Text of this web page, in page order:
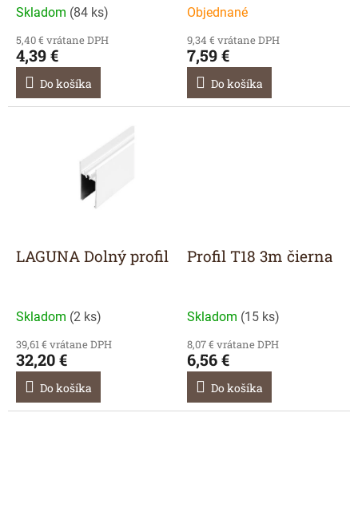
v
Skladom (84 ks)
5,40 € vrátane DPH
4,39 €
Do košíka
Objednané
9,34 € vrátane DPH
7,59 €
Do košíka
LAGUNA Dolný profil
Skladom (2 ks)
39,61 € vrátane DPH
32,20 €
Do košíka
Profil T18 3m čierna
Skladom (15 ks)
8,07 € vrátane DPH
6,56 €
Do košíka